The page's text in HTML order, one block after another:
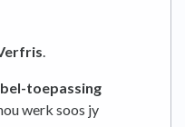
.
toepassing
werk soos jy